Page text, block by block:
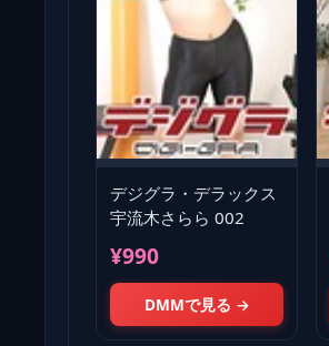
デジグラ・デラックス
宇流木さらら 002
¥990
DMMで見る →